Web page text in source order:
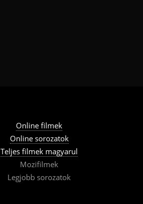
Online filmek
Online sorozatok
Teljes filmek magyarul
Mozifilmek
Legjobb sorozatok